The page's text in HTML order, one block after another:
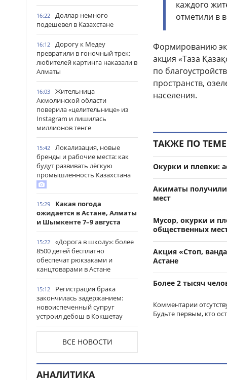
16:22
Доллар немного
подешевел в Казахстане
16:12
Дорогу к Медеу
превратили в гоночный трек:
любителей картинга наказали в
Алматы
16:03
Жительница
Акмолинской области
поверила «целительнице» из
Instagram и лишилась
миллионов тенге
15:42
Локализация, новые
бренды и рабочие места: как
будут развивать лёгкую
промышленность Казахстана
15:29
Какая погода
ожидается в Астане, Алматы
и Шымкенте 7–9 августа
15:22
«Дорога в школу»: более
8500 детей бесплатно
обеспечат рюкзаками и
канцтоварами в Астане
15:12
Регистрация брака
закончилась задержанием:
новоиспеченный супруг
устроил дебош в Кокшетау
Сауран началась реставрация
исторических памятников
14:53
Выезд на встречную
ВСЕ НОВОСТИ
каждого
отметили в
Формированию
акция «Таза
по
пространств,
населения.
ТАКЖЕ ПО ТЕМЕ
Окурки и плевки:
Акиматы получили
мест
Мусор, окурки и
общественных
Акция «Стоп,
Астане
Более 2 тысяч
Комментарии
Будьте первым, кто
АНАЛИТИКА